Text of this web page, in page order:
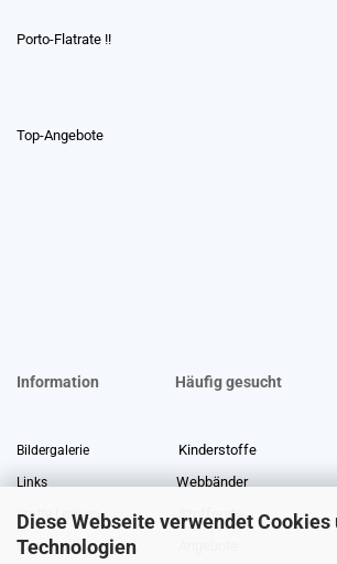
Diese Webseite verwendet Cookies
Technologien
Porto-Flatrate !!
Top-Angebote
Information Häufig gesucht
Bildergalerie Kinderstoffe
Links Webbänder
Stoffe Lexikon Stoffreste
Über uns